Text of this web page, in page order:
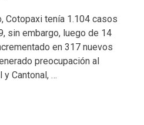
Cotopaxi tenía 1.104 casos
sin embargo, luego de 14
en 317 nuevos
preocupación al
y Cantonal, …